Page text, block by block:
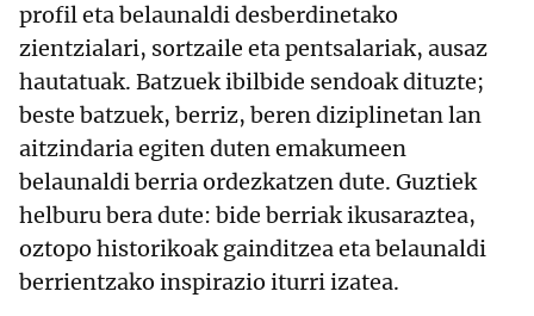
profil eta belaunaldi desberdinetako
zientzialari, sortzaile eta pentsalariak, ausaz
hautatuak. Batzuek ibilbide sendoak dituzte;
beste batzuek, berriz, beren diziplinetan lan
aitzindaria egiten duten emakumeen
belaunaldi berria ordezkatzen dute. Guztiek
helburu bera dute: bide berriak ikusaraztea,
oztopo historikoak gainditzea eta belaunaldi
berrientzako inspirazio iturri izatea.